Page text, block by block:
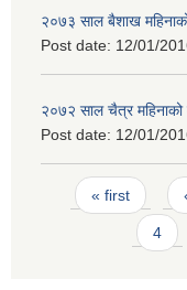
२०७३ साल बैशाख
Post date: 12/01/
२०७२ साल चैत्र
Post date: 12/01/
Pages
« first
4